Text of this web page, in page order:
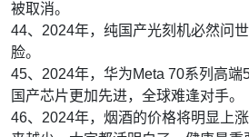
被取消。
44、2024年，纯国产光刻机必然问
脸。
45、2024年，华为Meta 70系列高端
国产芯片更加先进，全球难逢对手。
46、2024年，烟酒的价格将明显上